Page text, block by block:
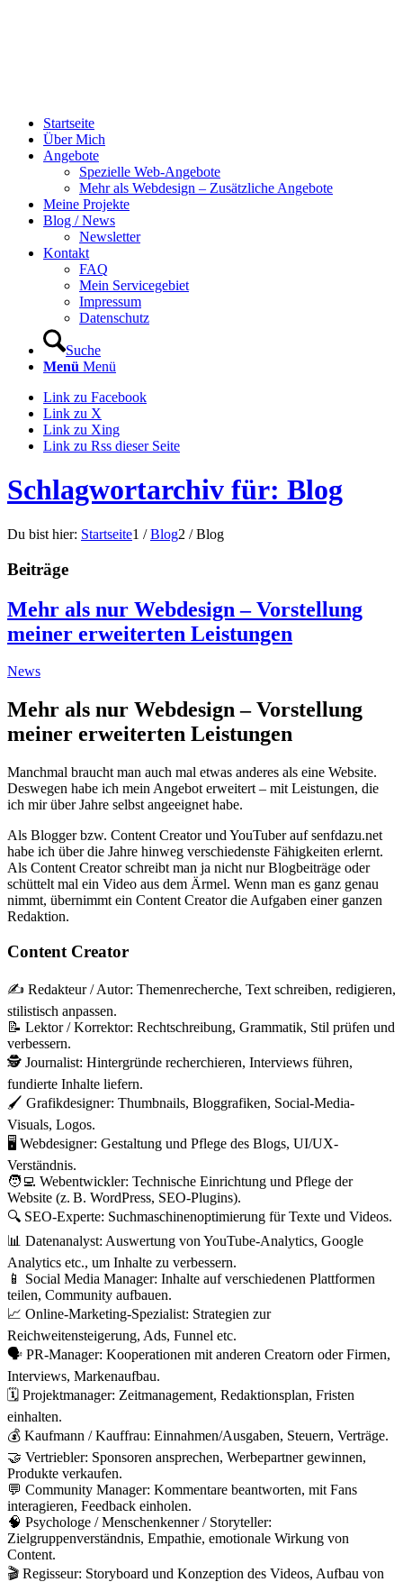
Startseite
Über Mich
Angebote
Spezielle Web-Angebote
Mehr als Webdesign – Zusätzliche Angebote
Meine Projekte
Blog / News
Newsletter
Kontakt
FAQ
Mein Servicegebiet
Impressum
Datenschutz
Suche
Menü Menü
Link zu Facebook
Link zu X
Link zu Xing
Link zu Rss dieser Seite
Schlagwortarchiv für: Blog
Du bist hier: Startseite1 / Blog2 / Blog
Beiträge
Mehr als nur Webdesign – Vorstellung
meiner erweiterten Leistungen
News
Mehr als nur Webdesign – Vorstellung
meiner erweiterten Leistungen
Manchmal braucht man auch mal etwas anderes als eine Website.
Deswegen habe ich mein Angebot erweitert – mit Leistungen, die
ich mir über Jahre selbst angeeignet habe.
Als Blogger bzw. Content Creator und YouTuber auf senfdazu.net
habe ich über die Jahre hinweg verschiedenste Fähigkeiten erlernt.
Als Content Creator schreibt man ja nicht nur Blogbeiträge oder
schüttelt mal ein Video aus dem Ärmel. Wenn man es ganz genau
nimmt, übernimmt ein Content Creator die Aufgaben einer ganzen
Redaktion.
Content Creator
✍️ Redakteur / Autor: Themenrecherche, Text schreiben, redigieren,
stilistisch anpassen.
📝 Lektor / Korrektor: Rechtschreibung, Grammatik, Stil prüfen und
verbessern.
🕵️‍ Journalist: Hintergründe recherchieren, Interviews führen,
fundierte Inhalte liefern.
🖌️ Grafikdesigner: Thumbnails, Bloggrafiken, Social-Media-
Visuals, Logos.
🖥️ Webdesigner: Gestaltung und Pflege des Blogs, UI/UX-
Verständnis.
🧑‍💻 Webentwickler: Technische Einrichtung und Pflege der
Website (z. B. WordPress, SEO-Plugins).
🔍 SEO-Experte: Suchmaschinenoptimierung für Texte und Videos.
📊 Datenanalyst: Auswertung von YouTube-Analytics, Google
Analytics etc., um Inhalte zu verbessern.
📱 Social Media Manager: Inhalte auf verschiedenen Plattformen
teilen, Community aufbauen.
📈 Online-Marketing-Spezialist: Strategien zur
Reichweitensteigerung, Ads, Funnel etc.
🗣️ PR-Manager: Kooperationen mit anderen Creatorn oder Firmen,
Interviews, Markenaufbau.
🗓️ Projektmanager: Zeitmanagement, Redaktionsplan, Fristen
einhalten.
💰 Kaufmann / Kauffrau: Einnahmen/Ausgaben, Steuern, Verträge.
🤝 Vertriebler: Sponsoren ansprechen, Werbepartner gewinnen,
Produkte verkaufen.
💬 Community Manager: Kommentare beantworten, mit Fans
interagieren, Feedback einholen.
🧠 Psychologe / Menschenkenner / Storyteller:
Zielgruppenverständnis, Empathie, emotionale Wirkung von
Content.
🎬 Regisseur: Storyboard und Konzeption des Videos, Aufbau von